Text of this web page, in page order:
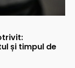
și timpul de